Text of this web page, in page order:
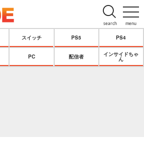
menu
search
スイッチ PS5 PS4
PC 配信者
インサイドちゃ
ん